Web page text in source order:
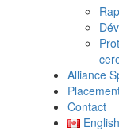
Alliance
Contact
English